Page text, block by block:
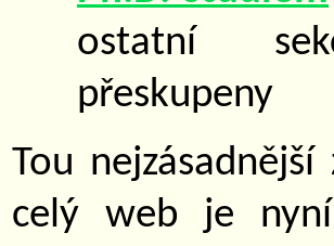
ostatní
přeskupeny
Tou
celý web je